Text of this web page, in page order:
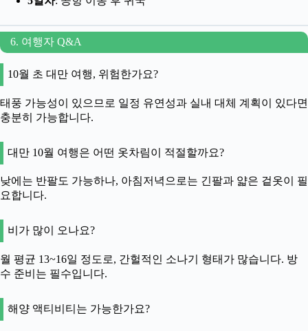
6. 여행자 Q&A
10월 초 대만 여행, 위험한가요?
태풍 가능성이 있으므로 일정 유연성과 실내 대체 계획이 있다면
충분히 가능합니다.
대만 10월 여행은 어떤 옷차림이 적절할까요?
낮에는 반팔도 가능하나, 아침저녁으로는 긴팔과 얇은 겉옷이 필
요합니다.
비가 많이 오나요?
월 평균 13~16일 정도로, 간헐적인 소나기 형태가 많습니다. 방
수 준비는 필수입니다.
해양 액티비티는 가능한가요?